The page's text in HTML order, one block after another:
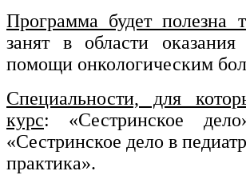
Изобразительное и прикладные
искусств
Средства массовой информации и
информативно-библиотечное
Управление в технических
Программа будет полезна
занят в области оказания
помощи онкологическим
Специальности, для
курс: «Сестринское
«Сестринское дело в
практика».